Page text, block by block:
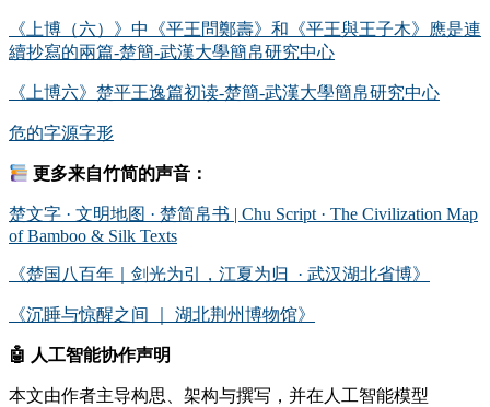
《上博（六）》中《平王問鄭壽》和《平王與王子木》應是連
續抄寫的兩篇-楚簡-武漢大學簡帛研究中心
《上博六》楚平王逸篇初读-楚簡-武漢大學簡帛研究中心
危的字源字形
更多来自竹简的声音：
楚文字 · 文明地图 · 楚简帛书 | Chu Script · The Civilization Map
of Bamboo & Silk Texts
《楚国八百年｜剑光为引，江夏为归 · 武汉湖北省博》
《沉睡与惊醒之间 ｜ 湖北荆州博物馆》
🤖 人工智能协作声明
本文由作者主导构思、架构与撰写，并在人工智能模型